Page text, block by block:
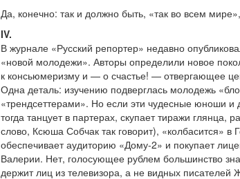
Да, конечно: так и должно быть, «так во всем
IV.
В журнале «Русский репортер» недавно
«новой молодежи». Авторы определили новое
к консьюмеризму и — о счастье! — отвергающее
Одна деталь: изучению подверглась молодежь
«трендсеттерами». Но если эти чудесные юноши
тогда танцует в партерах, скупает тиражи
слово, Ксюша Собчак так говорит), «колбасится»
обеспечивает аудиторию «Дому-2» и покупает
Валерии. Нет, голосующее рублем большинство
держит лиц из телевизора, а не видных